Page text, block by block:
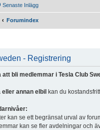
Senaste Inlägg
Forumindex
- Registrering
bli medlemmar i Tesla Club
eller annan elbil kan du
kan se ett begränsat urval av
kan se fler avdelningar och